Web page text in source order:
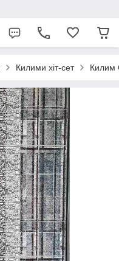
Килими хіт-сет Килим